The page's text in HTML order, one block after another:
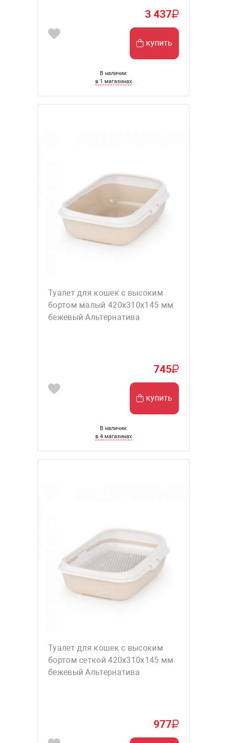
3 437
купить
В наличии:
в 1 магазинах
Туалет для кошек с высоким
бортом малый 420х310х145 мм
бежевый Альтернатива
745
купить
В наличии:
в 4 магазинах
Туалет для кошек с высоким
бортом сеткой 420х310х145 мм
бежевый Альтернатива
977